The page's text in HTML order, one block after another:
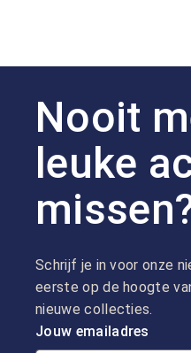
Nooit
leuke
Schrijf je in voor onze
eerste op de hoogte
nieuwe collecties.
Jouw emailadres